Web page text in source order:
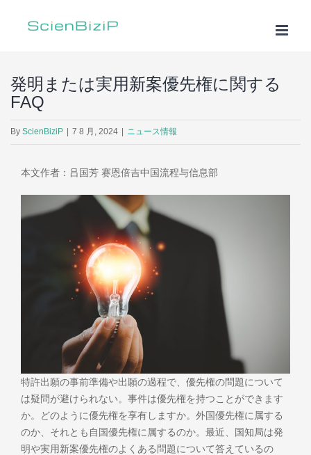
発明または実用新案優先権に関する
FAQ
By ScienBiziP 7 8 月, 2024 ニュース情報
本文作者：吕国芳 赛恩倍吉中国流程与信息部
特許出願の事前準備や出願の過程で、優先権の問題について
は疑問が避けられない。事件は優先権を持つことができます
か。どのように優先権を享有しますか。外国優先権に属する
のか、それとも自国優先権に属するのか。最近、国知局は発
明や実用新案優先権のよくある問題について答えているの